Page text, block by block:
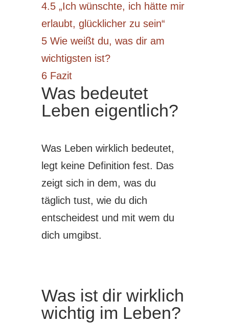
4.5 „Ich wünschte, ich hätte mir
erlaubt, glücklicher zu sein“
5 Wie weißt du, was dir am
wichtigsten ist?
6 Fazit
Was bedeutet
Leben eigentlich?
Was Leben wirklich bedeutet,
legt keine Definition fest. Das
zeigt sich in dem, was du
täglich tust, wie du dich
entscheidest und mit wem du
dich umgibst.
Was ist dir wirklich
wichtig im Leben?